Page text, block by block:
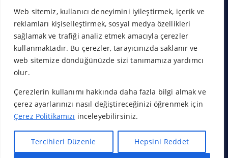
Web sitemiz, kullanıcı deneyimini iyileştirmek, içerik ve
reklamları kişiselleştirmek, sosyal medya özellikleri
sağlamak ve trafiği analiz etmek amacıyla çerezler
kullanmaktadır. Bu çerezler, tarayıcınızda saklanır ve
web sitemize döndüğünüzde sizi tanımamıza yardımcı
olur.
Çerezlerin kullanımı hakkında daha fazla bilgi almak ve
çerez ayarlarınızı nasıl değiştireceğinizi öğrenmek için
Çerez Politikamızı inceleyebilirsiniz.
Tercihleri Düzenle Hepsini Reddet
Copyright © 2026 Franchise Borsası | Powered by
Themes